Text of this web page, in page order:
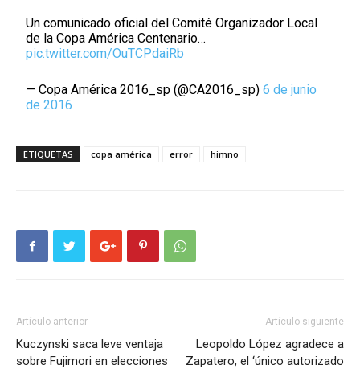
Un comunicado oficial del Comité Organizador Local
de la Copa América Centenario…
pic.twitter.com/OuTCPdaiRb
— Copa América 2016_sp (@CA2016_sp)6 de junio
de 2016
ETIQUETAS copa américa error himno
Artículo anterior
Kuczynski saca leve ventaja
sobre Fujimori en elecciones
Artículo siguiente
Leopoldo López agradece a
Zapatero, el ‘único autorizado